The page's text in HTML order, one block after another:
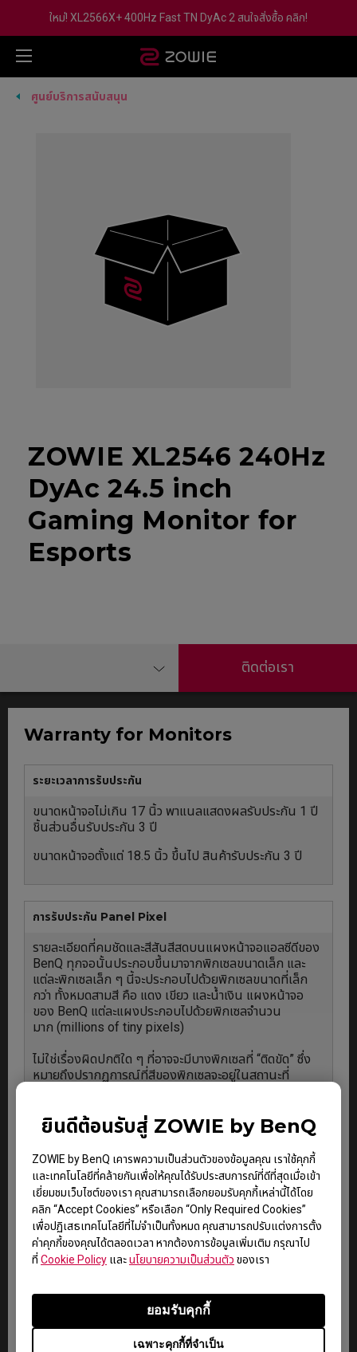
ยินดีต้อนรับสู่ ZOWIE by BenQ
ZOWIE by BenQ เคารพความเป็นส่วนตัวของข้อมูลคุณ เราใช้คุกกี้
และเทคโนโลยีที่คล้ายกันเพื่อให้คุณได้รับประสบการณ์ที่ดีที่สุดเมื่อเข้า
เยี่ยมชมเว็บไซต์ของเรา คุณสามารถเลือกยอมรับคุกกี้เหล่านี้ได้โดย
คลิก “Accept Cookies” หรือเลือก “Only Required Cookies”
เพื่อปฏิเสธเทคโนโลยีที่ไม่จำเป็นทั้งหมด คุณสามารถปรับแต่งการตั้ง
ค่าคุกกี้ของคุณได้ตลอดเวลา หากต้องการข้อมูลเพิ่มเติม กรุณาไป
ที่ Cookie Policy และนโยบายความเป็นส่วนตัว ของเรา
เฉพาะคุกกี้ที่จำเป็น
ยอมรับคุกกี้
ใหม่! XL2566X+ 400Hz Fast TN DyAc 2 สนใจสั่งซื้อ คลิก!
ศูนย์บริการสนับสนุน
ZOWIE XL2546 240Hz
DyAc 24.5 inch
Gaming Monitor for
Esports
ติดต่อเรา
Warranty for Monitors
ระยะเวลาการรับประกัน
ขนาดหน้าจอไม่เกิน 17 นิ้ว พาแนลแสดงผลรับประกัน 1 ปี
ชิ้นส่วนอื่นรับประกัน 3 ปี
ขนาดหน้าจอตั้งแต่ 18.5 นิ้ว ขึ้นไป สินค้ารับประกัน 3 ปี
การรับประกัน Panel Pixel
รายละเอียดที่คมชัดและสีสันสีสดบนแผงหน้าจอแอลซีดีของ
BenQ ทุกจอนั้นประกอบขึ้นมาจากพิกเซลขนาดเล็ก และ
แต่ละพิกเซลเล็ก ๆ นี้จะประกอบไปด้วยพิกเซลขนาดที่เล็ก
กว่า ทั้งหมดสามสี คือ แดง เขียว และน้ำเงิน แผงหน้าจอ
ของ BenQ แต่ละแผงประกอบไปด้วยพิกเซลจำนวน
มาก (millions of tiny pixels)
ไม่ใช่เรื่องผิดปกติใด ๆ ที่อาจจะมีบางพิกเซลที่ “ติดขัด” ซึ่ง
หมายถึงปรากฏการณ์ที่สีของพิกเซลจะอยู่ในสถานะที่
จอแสดงผลแบบอินเทอร์แอคทีฟของ BenQ สิ่งนี้ถือว่าเป็น
เรื่องปกติที่เกิดขึ้นได้ และไม่ส่งผลกระทบต่อประสิทธิภาพ
โดยรวมของหน้าจอแสดงผลของ BenQ
สำหรับข้อมูลเพิ่มเติม กรุณาอ่านเอกสารนโยบาย Dead
Pixel Policy ของ BenQ หากแผงหน้าจอใดได้รับการตรวจ
สอบว่ามีจำนวนของพิกเซล (จุด) ที่มีปัญหาเกินกว่าที่กำหนด
ภายใต้ระยะเวลารับประกันสินค้า แผงหน้าจอนั้นจะถือว่ามี
ความบกพร่องและสามารถนำมาเคลมภายใต้การรับประกัน
ได้
การรับประกันจะเป็นไปตาม“นโยบายการรับประกันกรณี